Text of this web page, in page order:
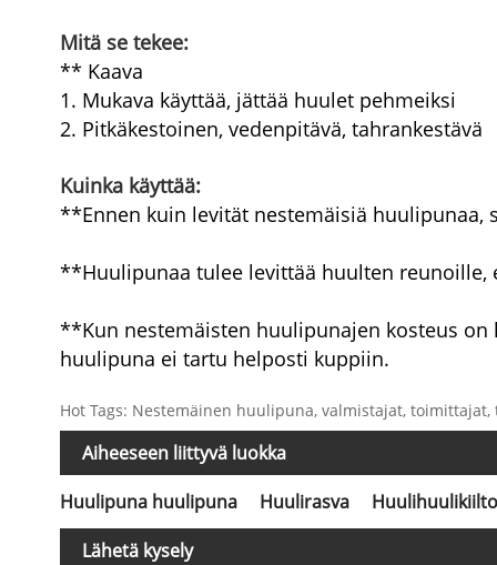
Mitä se tekee:
** Kaava
1. Mukava käyttää, jättää huulet pehmeiksi
2. Pitkäkestoinen, vedenpitävä, tahrankestävä
Kuinka käyttää:
**Ennen kuin levität nestemäisiä huulipunaa,
**Huulipunaa tulee levittää huulten reunoille,
**Kun nestemäisten huulipunajen kosteus
huulipuna ei tartu helposti kuppiin.
Hot Tags: Nestemäinen huulipuna, valmistajat,
Aiheeseen liittyvä luokka
Huulipuna huulipuna Huulirasva Huulihuulikiilto
Lähetä kysely